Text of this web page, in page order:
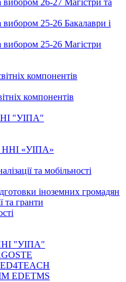
вибором 26-27 Магістри та
вибором 25-26 Бакалаври і
вибором 25-26 Магістри
компонентів
компонентів
"УІПА"
ННІ «УІПА»
та мобільності
іноземних громадян
та гранти
"УІПА"
EDETMS